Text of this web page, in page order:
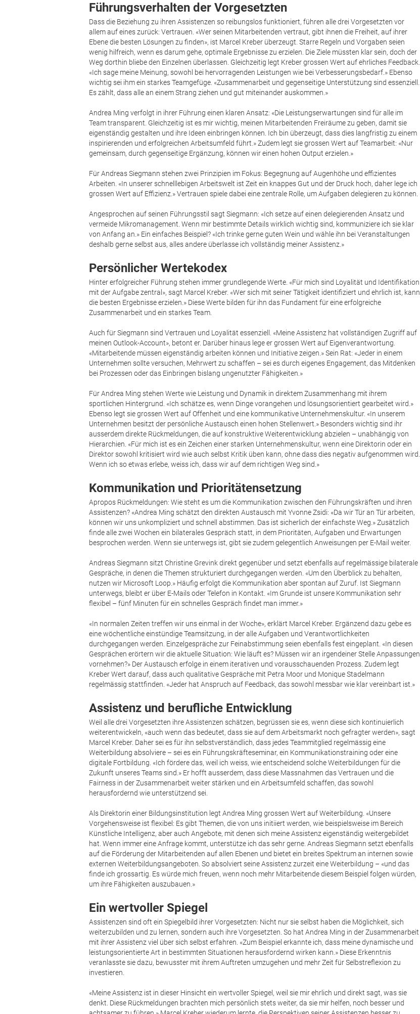
Führungsverhalten der Vorgesetzten
Dass die Beziehung zu ihren Assistenzen so reibungslos funktioniert, führen alle drei Vorgesetzten vor
allem auf eines zurück: Vertrauen. «Wer seinen Mitarbeitenden vertraut, gibt ihnen die Freiheit, auf ihrer
Ebene die besten Lösungen zu finden», ist Marcel Kreber überzeugt. Starre Regeln und Vorgaben seien
wenig hilfreich, wenn es darum gehe, optimale Ergebnisse zu erzielen. Die Ziele müssten klar sein, doch der
Weg dorthin bliebe den Einzelnen überlassen. Gleichzeitig legt Kreber grossen Wert auf ehrliches Feedback.
«Ich sage meine Meinung, sowohl bei hervorragenden Leistungen wie bei Verbesserungsbedarf.» Ebenso
wichtig sei ihm ein starkes Teamgefüge. «Zusammenarbeit und gegenseitige Unterstützung sind essenziell.
Es zählt, dass alle an einem Strang ziehen und gut miteinander auskommen.»
Andrea Ming verfolgt in ihrer Führung einen klaren Ansatz: «Die Leistungserwartungen sind für alle im
Team transparent. Gleichzeitig ist es mir wichtig, meinen Mitarbeitenden Freiräume zu geben, damit sie
eigenständig gestalten und ihre Ideen einbringen können. Ich bin überzeugt, dass dies langfristig zu einem
inspirierenden und erfolgreichen Arbeitsumfeld führt.» Zudem legt sie grossen Wert auf Teamarbeit: «Nur
gemeinsam, durch gegenseitige Ergänzung, können wir einen hohen Output erzielen.»
Für Andreas Siegmann stehen zwei Prinzipien im Fokus: Begegnung auf Augenhöhe und effizientes
Arbeiten. «In unserer schnelllebigen Arbeitswelt ist Zeit ein knappes Gut und der Druck hoch, daher lege ich
grossen Wert auf Effizienz.» Vertrauen spiele dabei eine zentrale Rolle, um Aufgaben delegieren zu können.
Angesprochen auf seinen Führungsstil sagt Siegmann: «Ich setze auf einen delegierenden Ansatz und
vermeide Mikromanagement. Wenn mir bestimmte Details wirklich wichtig sind, kommuniziere ich sie klar
von Anfang an.» Ein einfaches Beispiel? «Ich trinke gerne guten Wein und wähle ihn bei Veranstaltungen
deshalb gerne selbst aus, alles andere überlasse ich vollständig meiner Assistenz.»
Persönlicher Wertekodex
Hinter erfolgreicher Führung stehen immer grundlegende Werte. «Für mich sind Loyalität und Identifikation
mit der Aufgabe zentral», sagt Marcel Kreber. «Wer sich mit seiner Tätigkeit identifiziert und ehrlich ist, kann
die besten Ergebnisse erzielen.» Diese Werte bilden für ihn das Fundament für eine erfolgreiche
Zusammenarbeit und ein starkes Team.
Auch für Siegmann sind Vertrauen und Loyalität essenziell. «Meine Assistenz hat vollständigen Zugriff auf
meinen Outlook-Account», betont er. Darüber hinaus lege er grossen Wert auf Eigenverantwortung.
«Mitarbeitende müssen eigenständig arbeiten können und Initiative zeigen.» Sein Rat: «Jeder in einem
Unternehmen sollte versuchen, Mehrwert zu schaffen – sei es durch eigenes Engagement, das Mitdenken
bei Prozessen oder das Einbringen bislang ungenutzter Fähigkeiten.»
Für Andrea Ming stehen Werte wie Leistung und Dynamik in direktem Zusammenhang mit ihrem
sportlichen Hintergrund. «Ich schätze es, wenn Dinge vorangehen und lösungsorientiert gearbeitet wird.»
Ebenso legt sie grossen Wert auf Offenheit und eine kommunikative Unternehmenskultur. «In unserem
Unternehmen besitzt der persönliche Austausch einen hohen Stellenwert.» Besonders wichtig sind ihr
ausserdem direkte Rückmeldungen, die auf konstruktive Weiterentwicklung abzielen – unabhängig von
Hierarchien. «Für mich ist es ein Zeichen einer starken Unternehmenskultur, wenn eine Direktorin oder ein
Direktor sowohl kritisiert wird wie auch selbst Kritik üben kann, ohne dass dies negativ aufgenommen wird.
Wenn ich so etwas erlebe, weiss ich, dass wir auf dem richtigen Weg sind.»
Kommunikation und Prioritätensetzung
Apropos Rückmeldungen: Wie steht es um die Kommunikation zwischen den Führungskräften und ihren
Assistenzen? «Andrea Ming schätzt den direkten Austausch mit Yvonne Zsidi: «Da wir Tür an Tür arbeiten,
können wir uns unkompliziert und schnell abstimmen. Das ist sicherlich der einfachste Weg.» Zusätzlich
finde alle zwei Wochen ein bilaterales Gespräch statt, in dem Prioritäten, Aufgaben und Erwartungen
besprochen werden. Wenn sie unterwegs ist, gibt sie zudem gelegentlich Anweisungen per E-Mail weiter.
Andreas Siegmann sitzt Christine Grevink direkt gegenüber und setzt ebenfalls auf regelmässige bilaterale
Gespräche, in denen die Themen strukturiert durchgegangen werden. «Um den Überblick zu behalten,
nutzen wir Microsoft Loop.» Häufig erfolgt die Kommunikation aber spontan auf Zuruf. Ist Siegmann
unterwegs, bleibt er über E-Mails oder Telefon in Kontakt. «Im Grunde ist unsere Kommunikation sehr
flexibel – fünf Minuten für ein schnelles Gespräch findet man immer.»
«In normalen Zeiten treffen wir uns einmal in der Woche», erklärt Marcel Kreber. Ergänzend dazu gebe es
eine wöchentliche einstündige Teamsitzung, in der alle Aufgaben und Verantwortlichkeiten
durchgegangen werden. Einzelgespräche zur Feinabstimmung seien ebenfalls fest eingeplant. «In diesen
Gesprächen erörtern wir die aktuelle Situation: Wie läuft es? Müssen wir an irgendeiner Stelle Anpassungen
vornehmen?» Der Austausch erfolge in einem iterativen und vorausschauenden Prozess. Zudem legt
Kreber Wert darauf, dass auch qualitative Gespräche mit Petra Moor und Monique Stadelmann
regelmässig stattfinden. «Jeder hat Anspruch auf Feedback, das sowohl messbar wie klar vereinbart ist.»
Assistenz und berufliche Entwicklung
Weil alle drei Vorgesetzten ihre Assistenzen schätzen, begrüssen sie es, wenn diese sich kontinuierlich
weiterentwickeln, «auch wenn das bedeutet, dass sie auf dem Arbeitsmarkt noch gefragter werden», sagt
Marcel Kreber. Daher sei es für ihn selbstverständlich, dass jedes Teammitglied regelmässig eine
Weiterbildung absolviere – sei es ein Führungskräfteseminar, ein Kommunikationstraining oder eine
digitale Fortbildung. «Ich fördere das, weil ich weiss, wie entscheidend solche Weiterbildungen für die
Zukunft unseres Teams sind.» Er hofft ausserdem, dass diese Massnahmen das Vertrauen und die
Fairness in der Zusammenarbeit weiter stärken und ein Arbeitsumfeld schaffen, das sowohl
herausfordernd wie unterstützend sei.
Als Direktorin einer Bildungsinstitution legt Andrea Ming grossen Wert auf Weiterbildung. «Unsere
Vorgehensweise ist flexibel: Es gibt Themen, die von uns initiiert werden, wie beispielsweise im Bereich
Künstliche Intelligenz, aber auch Angebote, mit denen sich meine Assistenz eigenständig weitergebildet
hat. Wenn immer eine Anfrage kommt, unterstütze ich das sehr gerne. Andreas Siegmann setzt ebenfalls
auf die Förderung der Mitarbeitenden auf allen Ebenen und bietet ein breites Spektrum an internen sowie
externen Weiterbildungsangeboten. So absolviert seine Assistenz zurzeit eine Weiterbildung – «und das
finde ich grossartig. Es würde mich freuen, wenn noch mehr Mitarbeitende diesem Beispiel folgen würden,
um ihre Fähigkeiten auszubauen.»
Ein wertvoller Spiegel
Assistenzen sind oft ein Spiegelbild ihrer Vorgesetzten: Nicht nur sie selbst haben die Möglichkeit, sich
weiterzubilden und zu lernen, sondern auch ihre Vorgesetzten. So hat Andrea Ming in der Zusammenarbeit
mit ihrer Assistenz viel über sich selbst erfahren. «Zum Beispiel erkannte ich, dass meine dynamische und
leistungsorientierte Art in bestimmten Situationen herausfordernd wirken kann.» Diese Erkenntnis
veranlasste sie dazu, bewusster mit ihrem Auftreten umzugehen und mehr Zeit für Selbstreflexion zu
investieren.
«Meine Assistenz ist in dieser Hinsicht ein wertvoller Spiegel, weil sie mir ehrlich und direkt sagt, was sie
denkt. Diese Rückmeldungen brachten mich persönlich stets weiter, da sie mir helfen, noch besser und